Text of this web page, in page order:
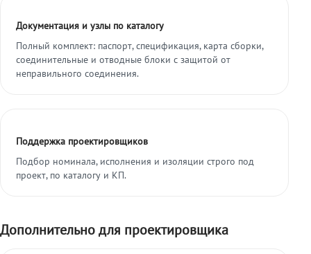
Документация и узлы по каталогу
Полный комплект: паспорт, спецификация, карта сборки,
соединительные и отводные блоки с защитой от
неправильного соединения.
Поддержка проектировщиков
Подбор номинала, исполнения и изоляции строго под
проект, по каталогу и КП.
Дополнительно для проектировщика